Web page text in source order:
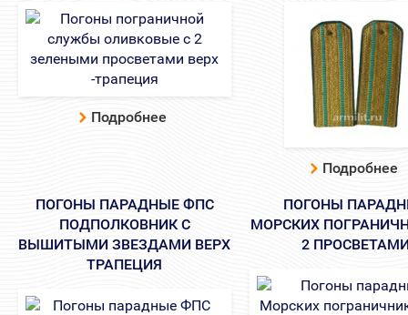
Подробнее
Подробнее
ПОГОНЫ ПАРАДНЫЕ ФПС
ПОДПОЛКОВНИК С
ВЫШИТЫМИ ЗВЕЗДАМИ ВЕРХ
ТРАПЕЦИЯ
ПОГОНЫ
МОРСКИХ
2